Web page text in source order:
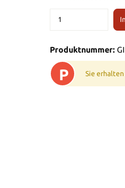
Produktnummer:
P Sie